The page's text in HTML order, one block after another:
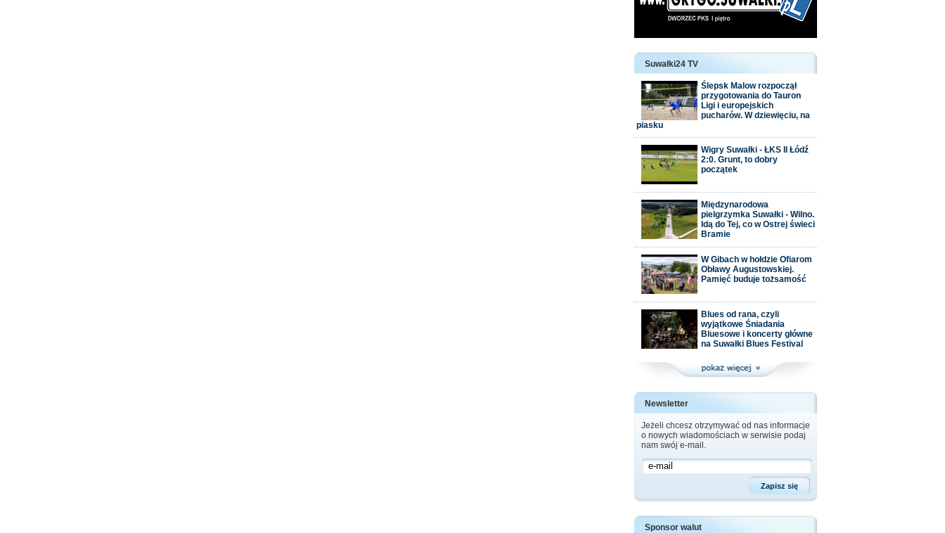
Suwałki24 TV
Ślepsk Malow rozpoczął
przygotowania do Tauron
Ligi i europejskich
pucharów. W dziewięciu, na
piasku
Wigry Suwałki - ŁKS II Łódź
2:0. Grunt, to dobry
początek
Międzynarodowa
pielgrzymka Suwałki - Wilno.
Idą do Tej, co w Ostrej świeci
Bramie
W Gibach w hołdzie Ofiarom
Obławy Augustowskiej.
Pamięć buduje tożsamość
Blues od rana, czyli
wyjątkowe Śniadania
Bluesowe i koncerty główne
na Suwałki Blues Festival
Newsletter
Jeżeli chcesz otrzymywać od nas informacje
o nowych wiadomościach w serwisie podaj
nam swój e-mail.
Sponsor walut